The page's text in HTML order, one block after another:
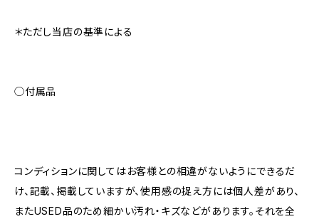
＊ただし当店の基準による
◯付属品
コンディションに関してはお客様との相違がないようにできるだ
け、記載、掲載していますが、使用感の捉え方には個人差があり、
またUSED品のため細かい汚れ・キズなどがあります。それを全